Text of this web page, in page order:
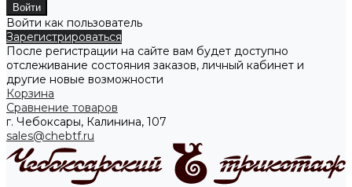
Войти как пользователь
Зарегистрироваться
После регистрации на сайте вам будет доступно
отслеживание состояния заказов, личный кабинет и
другие новые возможности
Корзина
Сравнение товаров
г. Чебоксары, Калинина, 107
sales@chebtf.ru